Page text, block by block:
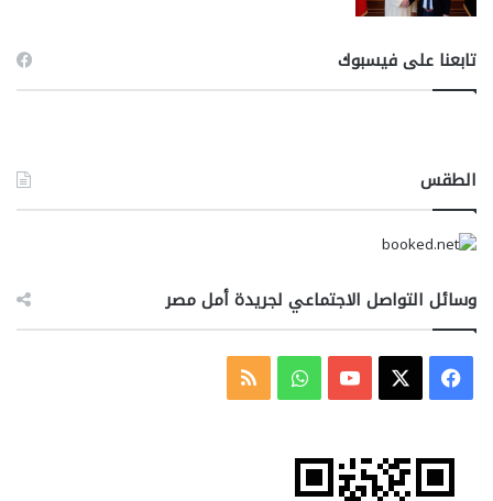
تابعنا على فيسبوك
الطقس
وسائل التواصل الاجتماعي لجريدة أمل مصر
فيسبوك ‫YouTubeواتسابملخص